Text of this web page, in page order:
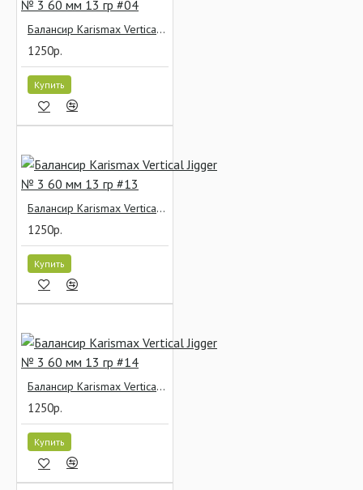
Балансир Karismax Vertical Jigger № 3 60 мм 13 гр #04
1250р.
Купить
Балансир Karismax Vertical Jigger № 3 60 мм 13 гр #13
1250р.
Купить
Балансир Karismax Vertical Jigger № 3 60 мм 13 гр #14
1250р.
Купить